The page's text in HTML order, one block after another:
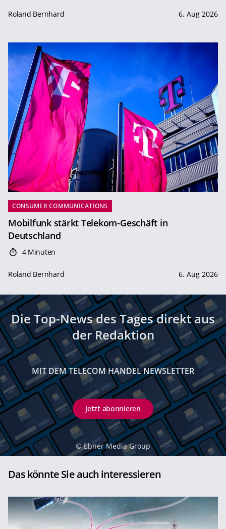
Roland Bernhard 6. Aug 2026
CONSUMER COMMUNICATIONS
Mobilfunk stärkt Telekom-Geschäft in
Deutschland
4 Minuten
Roland Bernhard 6. Aug 2026
Die Top-News des Tages direkt aus
der Redaktion
MIT DEM TELECOM HANDEL NEWSLETTER
Jetzt abonnieren
© Ebner Media Group
Das könnte Sie auch interessieren